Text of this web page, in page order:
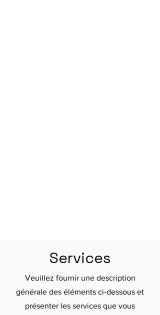
Services
Veuillez fournir une description
générale des éléments ci-dessous et
présenter les services que vous